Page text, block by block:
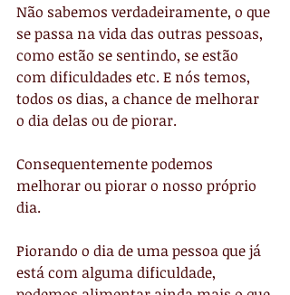
Não sabemos verdadeiramente, o que
se passa na vida das outras pessoas,
como estão se sentindo, se estão
com dificuldades etc. E nós temos,
todos os dias, a chance de melhorar
o dia delas ou de piorar.
Consequentemente podemos
melhorar ou piorar o nosso próprio
dia.
Piorando o dia de uma pessoa que já
está com alguma dificuldade,